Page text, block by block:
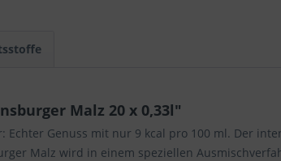
Malz 20 x 0,33l"
Genuss mit nur 9 kcal pro 100 ml. Der
Malz wird in einem speziellen